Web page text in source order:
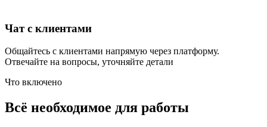
Чат с клиентами
Общайтесь с клиентами напрямую через платформу.
Отвечайте на вопросы, уточняйте детали
Что включено
Всё необходимое для работы